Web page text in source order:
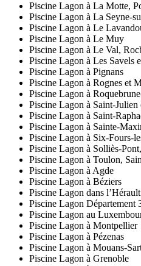
Piscine Lagon à La Motte,
Piscine Lagon à La Seyne-
Piscine Lagon à Le
Piscine Lagon à Le Muy
Piscine Lagon à Le Val,
Piscine Lagon à Les Savels
Piscine Lagon à Pignans
Piscine Lagon à Rognes et
Piscine Lagon à
Piscine Lagon à Saint-Julien
Piscine Lagon à Saint-
Piscine Lagon à Sainte-
Piscine Lagon à Six-Fours-
Piscine Lagon à Solliès-
Piscine Lagon à Toulon,
Piscine Lagon à Agde
Piscine Lagon à Béziers
Piscine Lagon dans l’Hérault
Piscine Lagon Département
Piscine Lagon au
Piscine Lagon à Montpellier
Piscine Lagon à Pézenas
Piscine Lagon à Mouans-
Piscine Lagon à Grenoble